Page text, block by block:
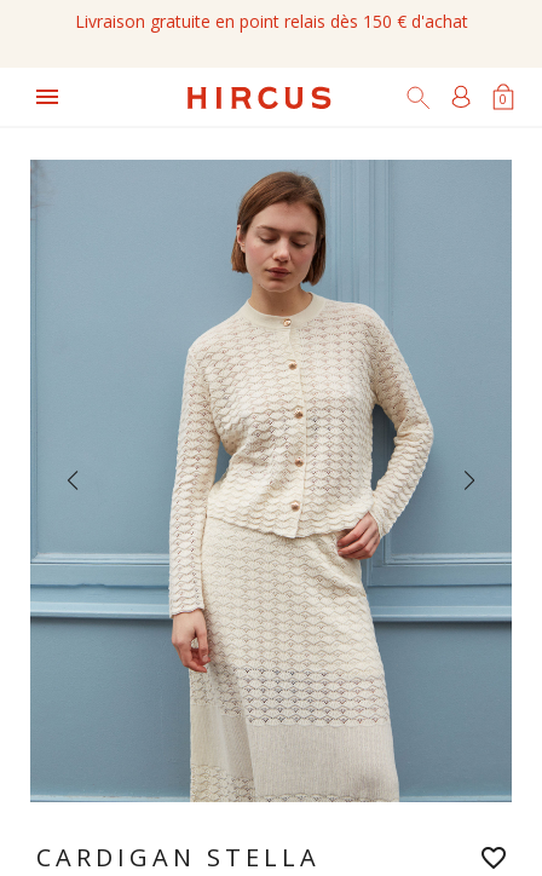
Livraison gratuite en point relais dès 150 € d'achat
0
CARDIGAN STELLA favorite_border